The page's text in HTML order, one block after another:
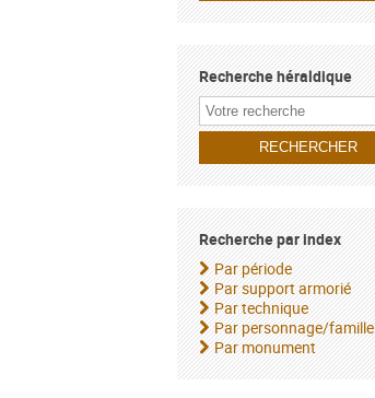
Recherche héraldique
Recherche par index
Par période
Par support armorié
Par technique
Par personnage/famille
Par monument